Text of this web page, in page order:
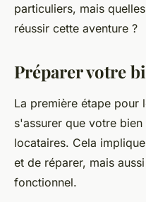
particuliers, mais
réussir cette aventure ?
Préparer votre
La première étape pour
s'assurer que votre
locataires. Cela
et de réparer, mais
fonctionnel.